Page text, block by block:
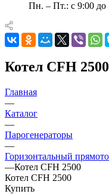
Пн. – Пт.: с 9:00 до
Котел CFH 2500
Главная
—
Каталог
—
Парогенераторы
—
Горизонтальный
—Котел CFH 2500
Котел CFH 2500
Купить